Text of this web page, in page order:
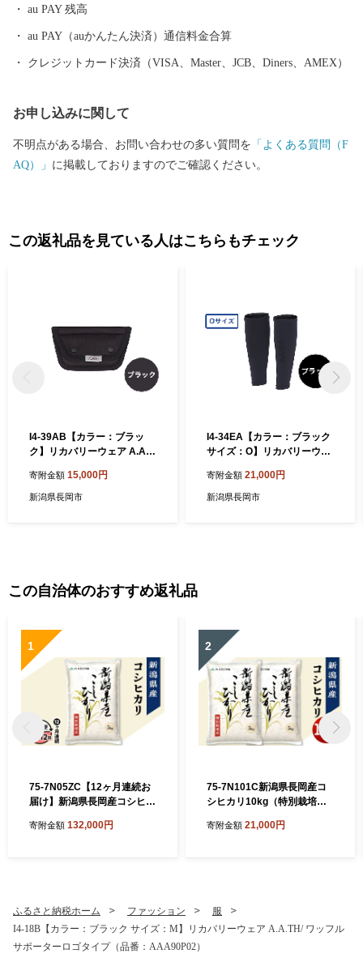
au PAY 残高
au PAY（auかんたん決済）通信料金合算
クレジットカード決済（VISA、Master、JCB、Diners、AMEX）
お申し込みに関して
不明点がある場合、お問い合わせの多い質問を 「よくある質問（F
AQ）」 に掲載しておりますのでご確認ください。
この返礼品を見ている人はこちらもチェック
I4-39AB【カラー：ブラッ
ク】リカバリーウェア A.A.T
（品番：AAA91923）
寄附金額 15,000円
新潟県長岡市
I4-34EA【カラー：ブラック
サイズ：O】リカバリーウェ
番：AAA99520）
寄附金額 21,000円
新潟県長岡市
この自治体のおすすめ返礼品
1
75-7N05ZC【12ヶ月連続お
届け】新潟県長岡産コシヒカ
年8月下旬発送開始】
寄附金額 132,000円
2
75-7N101C新潟県長岡産コ
シヒカリ10kg（特別栽培
寄附金額 21,000円
ふるさと納税ホーム ファッション
服
I4-18B【カラー：ブラック サイズ：M】リカバリーウェア A.A.TH/ ワッフル
サポーターロゴタイプ（品番：AAA90P02）